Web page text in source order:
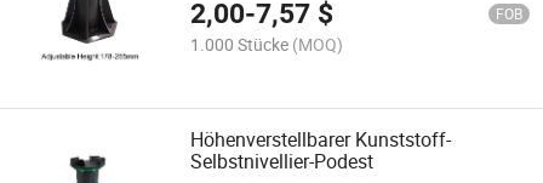
2,00-7,57 $ FOB
1.000 Stücke (MOQ)
Höhenverstellbarer Kunststoff-
Selbstnivellier-Podest